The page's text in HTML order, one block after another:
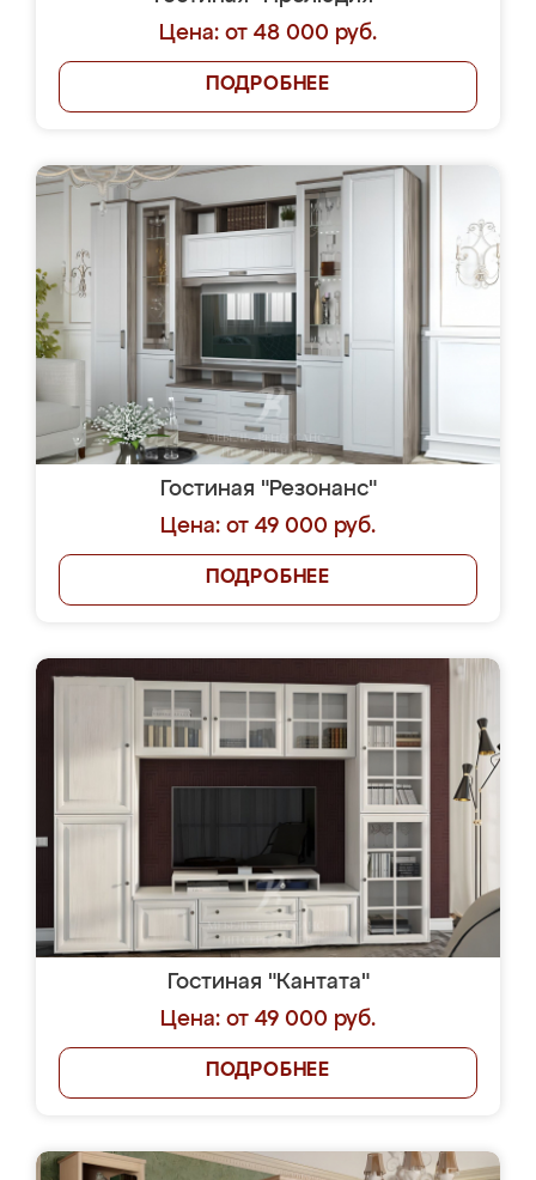
Цена: от 48 000 руб.
ПОДРОБНЕЕ
Гостиная "Резонанс"
Цена: от 49 000 руб.
ПОДРОБНЕЕ
Гостиная "Кантата"
Цена: от 49 000 руб.
ПОДРОБНЕЕ